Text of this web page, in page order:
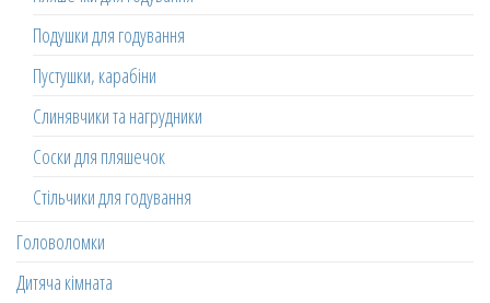
Подушки для годування
Пустушки, карабіни
Слинявчики та нагрудники
Соски для пляшечок
Стільчики для годування
Головоломки
Дитяча кімната